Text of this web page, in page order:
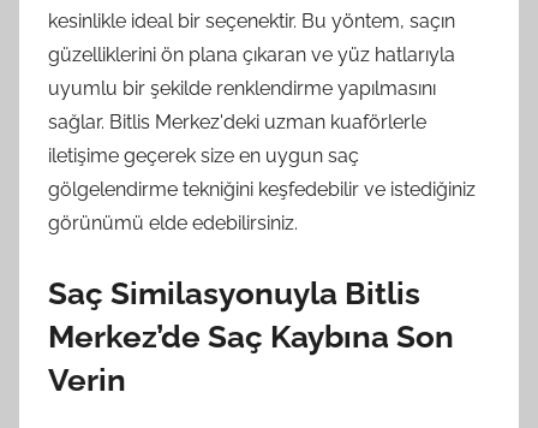
kesinlikle ideal bir seçenektir. Bu yöntem, saçın
güzelliklerini ön plana çıkaran ve yüz hatlarıyla
uyumlu bir şekilde renklendirme yapılmasını
sağlar. Bitlis Merkez'deki uzman kuaförlerle
iletişime geçerek size en uygun saç
gölgelendirme tekniğini keşfedebilir ve istediğiniz
görünümü elde edebilirsiniz.
Saç Similasyonuyla Bitlis
Merkez’de Saç Kaybına Son
Verin